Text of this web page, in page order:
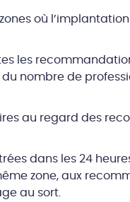
où
les
nombre de
au regard des
dans les 24
zone, aux
au sort.